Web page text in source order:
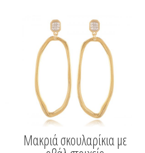
Μακριά σκουλαρίκια με